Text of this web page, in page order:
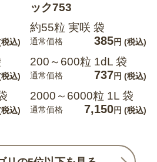
込)
込)
込)
ック753
約55粒 実咲 袋
通常価格 385円 (税込)
200～600粒 1dL 袋
通常価格 737円 (税込)
2000～6000粒 1L 袋
通常価格 7,150円 (税込)